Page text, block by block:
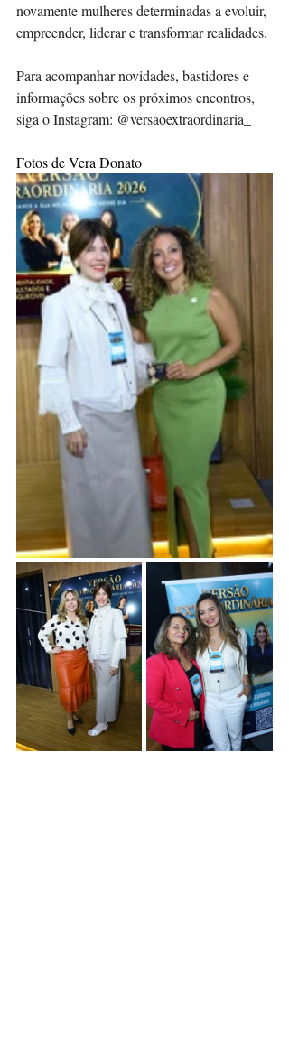
novamente mulheres determinadas a evoluir,
empreender, liderar e transformar realidades.
Para acompanhar novidades, bastidores e
informações sobre os próximos encontros,
siga o Instagram: @versaoextraordinaria_
Fotos de Vera Donato